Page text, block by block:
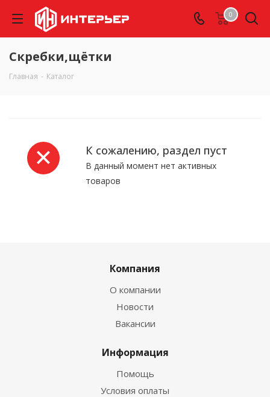
0
Скребки,щётки
Главная - Каталог
К сожалению, раздел пуст
В данный момент нет активных
товаров
Компания
О компании
Новости
Вакансии
Информация
Помощь
Условия оплаты